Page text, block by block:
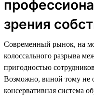
зрения
Современный рынок, на
колоссального разрыва
пригодностью
Возможно, виной тому не
консервативная система